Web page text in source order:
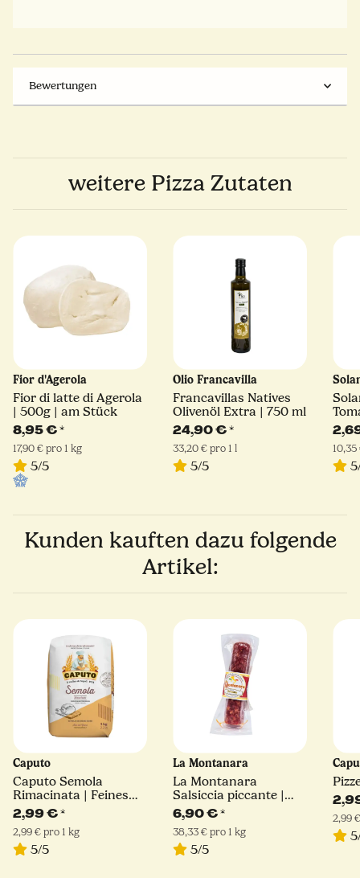
Bewertungen
weitere Pizza Zutaten
Fior d'Agerola
Fior di latte di Agerola
| 500g | am Stück
8,95 €*
17,90 € pro 1 kg
5/5
Olio Francavilla
Francavillas Natives
Olivenöl Extra | 750 ml
24,90 €*
33,20 € pro 1 l
5/5
Kunden kauften dazu folgende
Artikel:
Caputo
Caputo Semola
Rimacinata | Feines
Hartweizengrieß | 1kg
2,99 €*
2,99 € pro 1 kg
5/5
La Montanara
La Montanara
Salsiccia piccante |
180 g
6,90 €*
38,33 € pro 1 kg
5/5
2,99